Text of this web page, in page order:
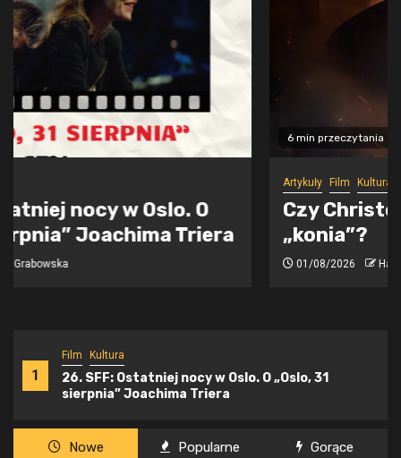
1
Film Kultura
26. SFF: Ostatniej nocy w Oslo. O „Oslo, 31
sierpnia” Joachima Triera
6 min przeczytania
Czy Christopher Nolan zrobił nas w
„konia”?
01/08/2026
Nowe Popularne Gorące